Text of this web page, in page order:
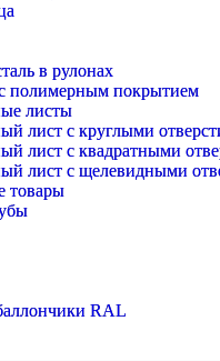
в рулонах
с полимерным покрытием
листы
лист с круглыми
лист с квадратными
лист с щелевидными
товары
RAL